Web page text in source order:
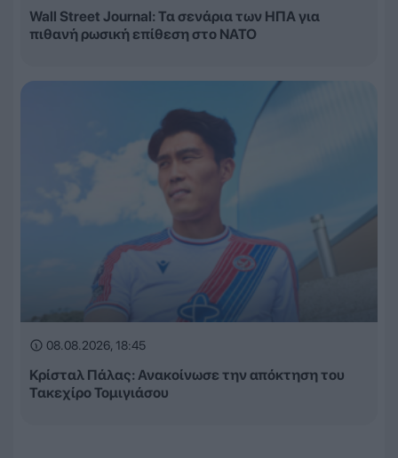
Wall Street Journal: Τα σενάρια των ΗΠΑ για
πιθανή ρωσική επίθεση στο ΝΑΤΟ
08.08.2026, 18:45
Κρίσταλ Πάλας: Ανακοίνωσε την απόκτηση του
Τακεχίρο Τομιγιάσου